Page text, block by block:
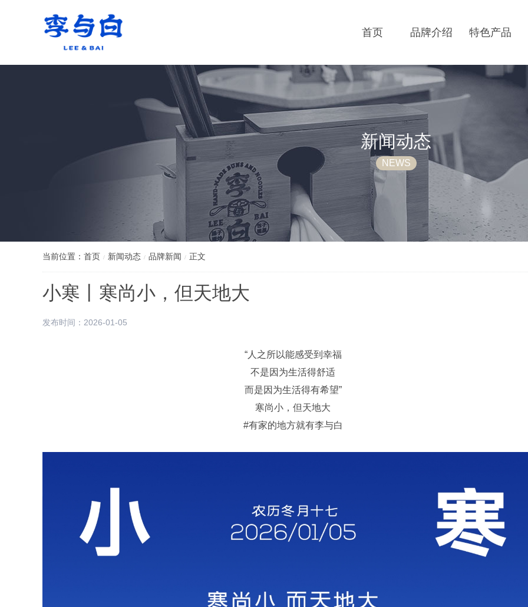
首页 品牌介绍 特色产品
新闻动态
NEWS
当前位置： 首页 / 新闻动态 / 品牌新闻 / 正文
小寒丨寒尚小，但天地大
发布时间：2026-01-05
“人之所以能感受到幸福
不是因为生活得舒适
而是因为生活得有希望”
寒尚小，但天地大
#有家的地方就有李与白